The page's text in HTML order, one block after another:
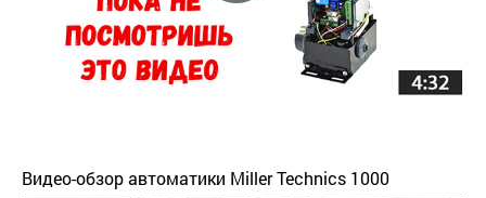
Видео-обзор автоматики Miller Technics 1000